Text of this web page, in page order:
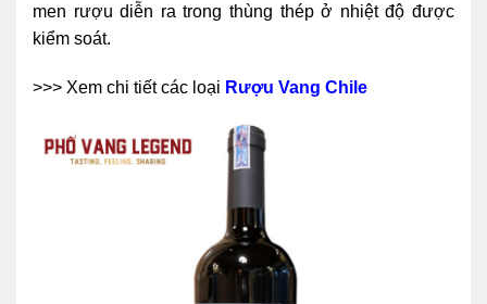
men rượu diễn ra trong thùng thép ở nhiệt độ được
kiểm soát.
>>> Xem chi tiết các loại Rượu Vang Chile